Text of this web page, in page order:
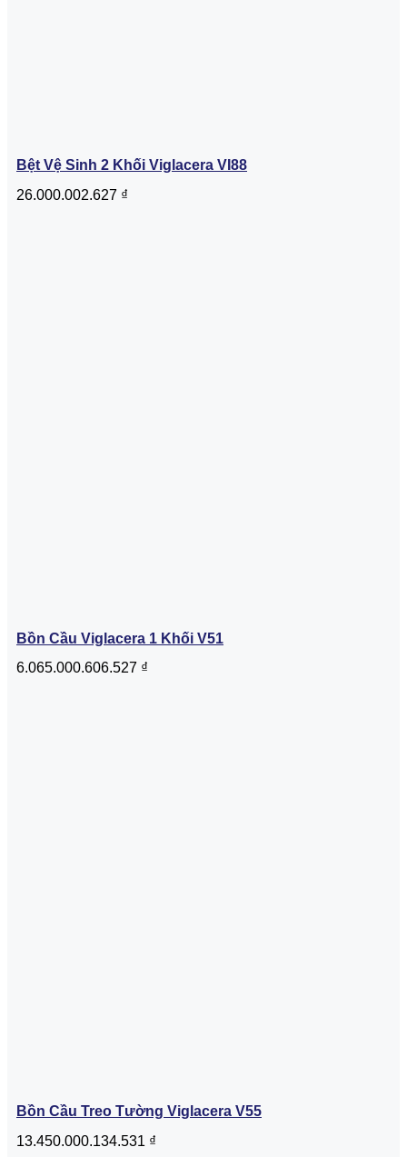
Bệt Vệ Sinh 2 Khối Viglacera VI88
26.000.002.627 ₫
Bồn Cầu Viglacera 1 Khối V51
6.065.000.606.527 ₫
Bồn Cầu Treo Tường Viglacera V55
13.450.000.134.531 ₫